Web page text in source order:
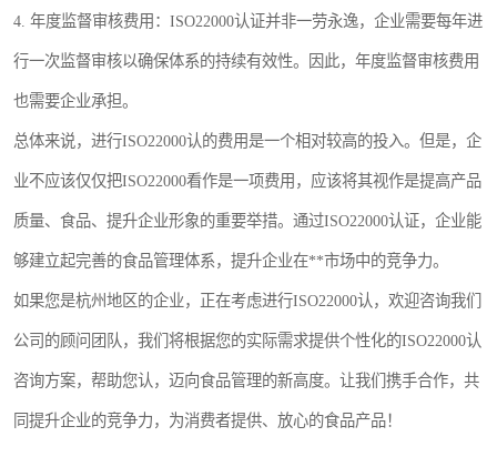
4. 年度监督审核费用：ISO22000认证并非一劳永逸，企业需要每年进
行一次监督审核以确保体系的持续有效性。因此，年度监督审核费用
也需要企业承担。
总体来说，进行ISO22000认的费用是一个相对较高的投入。但是，企
业不应该仅仅把ISO22000看作是一项费用，应该将其视作是提高产品
质量、食品、提升企业形象的重要举措。通过ISO22000认证，企业能
够建立起完善的食品管理体系，提升企业在**市场中的竞争力。
如果您是杭州地区的企业，正在考虑进行ISO22000认，欢迎咨询我们
公司的顾问团队，我们将根据您的实际需求提供个性化的ISO22000认
咨询方案，帮助您认，迈向食品管理的新高度。让我们携手合作，共
同提升企业的竞争力，为消费者提供、放心的食品产品！